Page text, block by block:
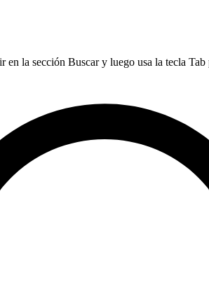
en la sección Buscar y luego usa la tecla